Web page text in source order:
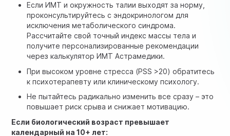
Если ИМТ и окружность талии выходят за норму,
проконсультируйтесь с эндокринологом для
исключения метаболического синдрома.
Рассчитайте свой точный индекс массы тела и
получите персонализированные рекомендации
черезкалькулятор ИМТ Астрамедики.
При высоком уровне стресса (PSS >20) обратитесь
к психотерапевту или клиническому психологу.
Не пытайтесь радикально изменить все сразу – это
повышает риск срыва и снижает мотивацию.
Если биологический возраст превышает
календарный на 10+ лет: